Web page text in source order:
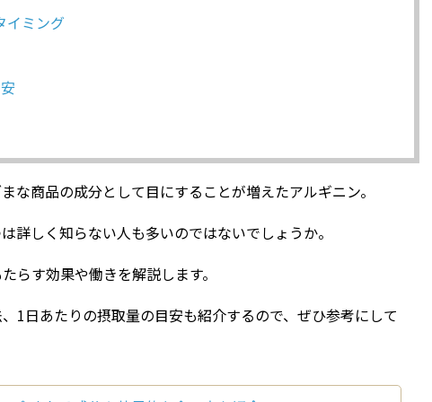
イミング
な商品の成分として目にすることが増えたアルギニン。
詳しく知らない人も多いのではないでしょうか。
らす効果や働きを解説します。
1日あたりの摂取量の目安も紹介するので、ぜひ参考にして